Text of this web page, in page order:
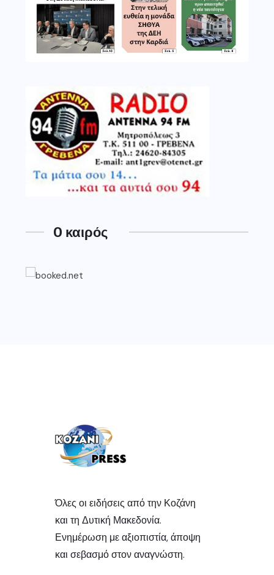
O καιρός
Όλες οι ειδήσεις από την Κοζάνη
και τη Δυτική Μακεδονία.
Ενημέρωση με αξιοπιστία, άποψη
και σεβασμό στον αναγνώστη.